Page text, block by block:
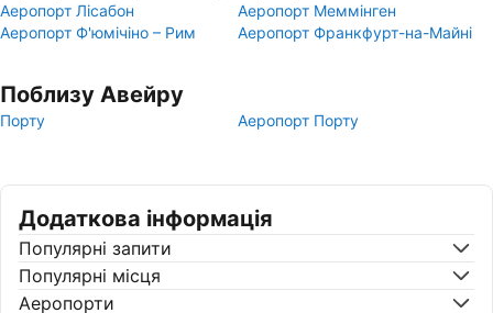
Аеропорт Лісабон
Аеропорт Меммінген
Аеропорт Ф'юмічіно – Рим
Аеропорт Франкфурт-на-Майні
Поблизу Авейру
Порту Аеропорт Порту
Додаткова інформація
Популярні запити
Популярні місця
Аеропорти